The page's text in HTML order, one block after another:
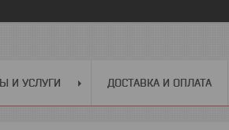
И УСЛУГИ ДОСТАВКА И ОПЛАТА